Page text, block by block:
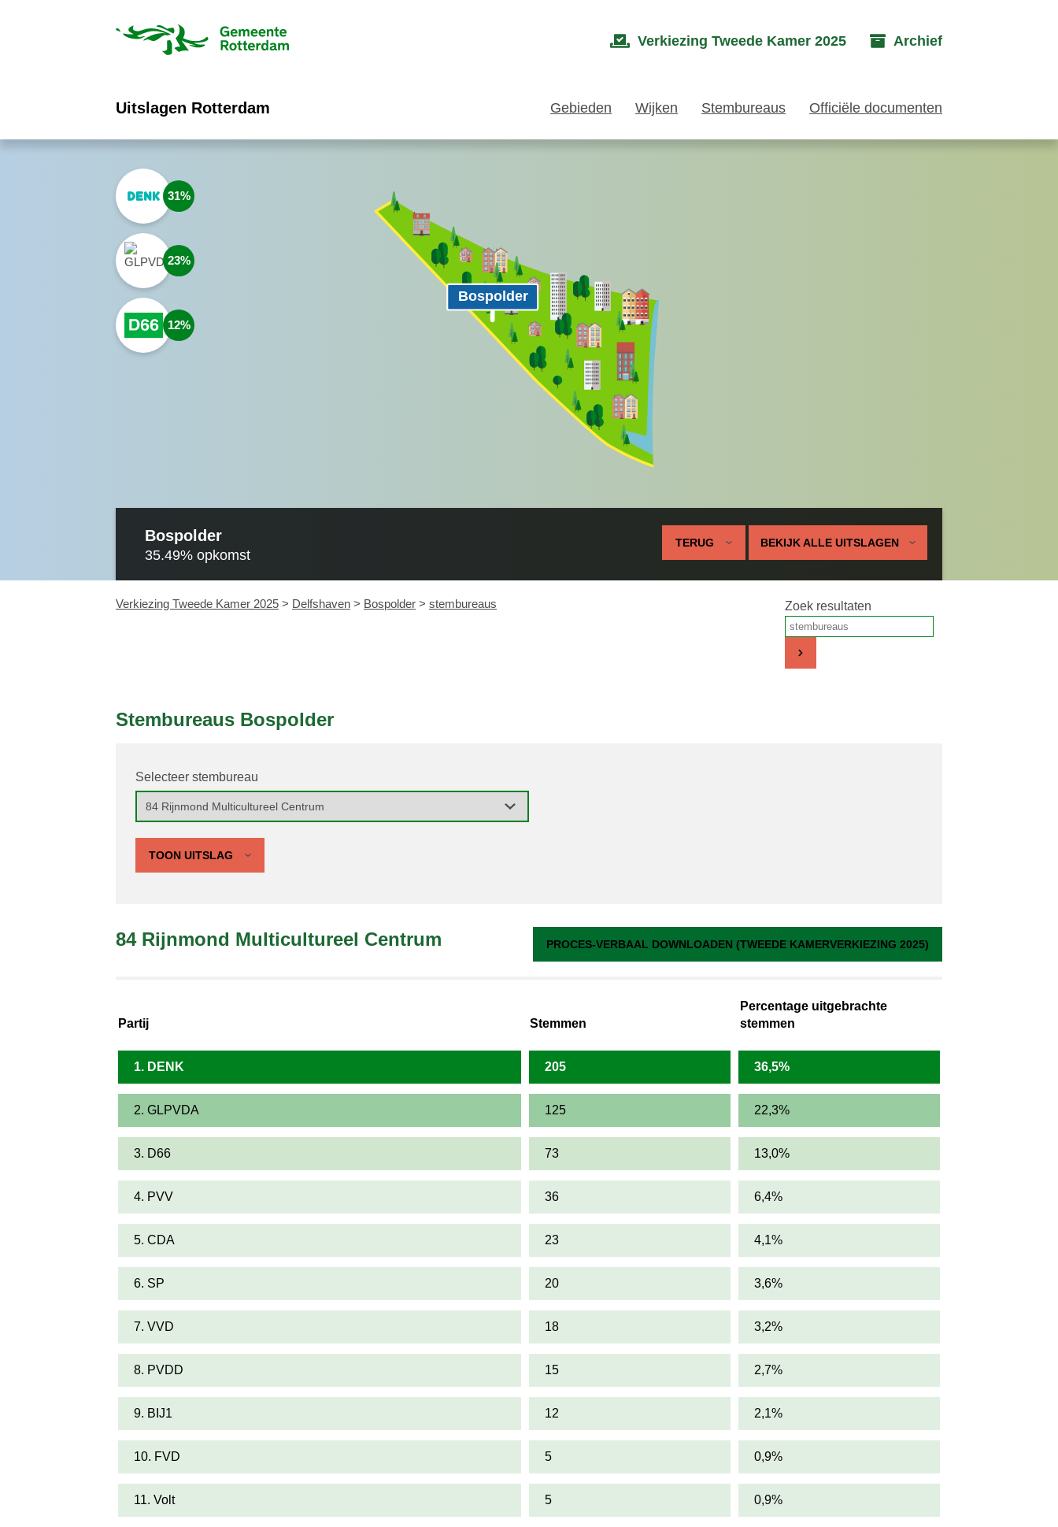
Verkiezing Tweede Kamer 2025 Archief
Uitslagen Rotterdam Gebieden Wijken Stembureaus Officiële documenten
Bospolder
31
23
12
Bospolder
35.49% opkomst
TERUG BEKIJK ALLE UITSLAGEN
Verkiezing Tweede Kamer 2025 > Delfshaven > Bospolder > stembureaus Zoek resultaten
Stembureaus Bospolder
Selecteer stembureau
TOON UITSLAG
84 Rijnmond Multicultureel Centrum PROCES-VERBAAL DOWNLOADEN (TWEEDE KAMERVERKIEZING 2025)
Partij Stemmen
Percentage uitgebrachte
stemmen
1. DENK 205 36,5%
2. GLPVDA 125 22,3%
3. D66 73 13,0%
4. PVV 36 6,4%
5. CDA 23 4,1%
6. SP 20 3,6%
7. VVD 18 3,2%
8. PVDD 15 2,7%
9. BIJ1 12 2,1%
10. FVD 5 0,9%
11. Volt 5 0,9%